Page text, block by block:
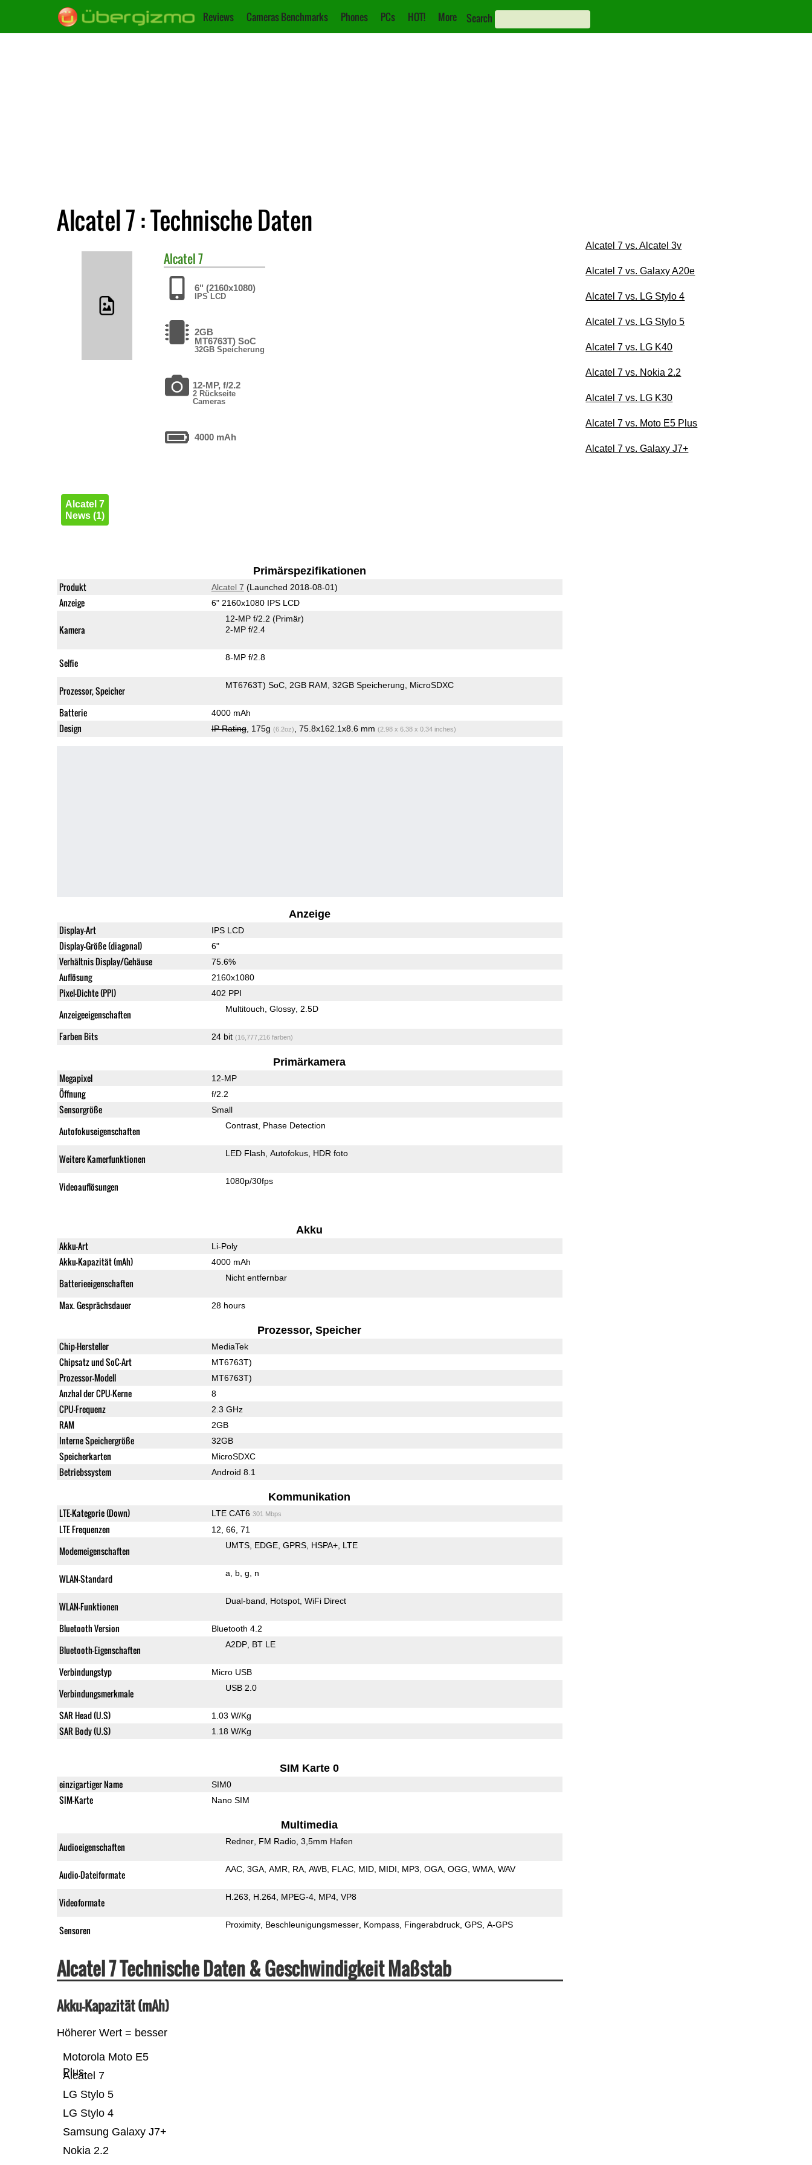
Reviews Cameras Benchmarks Phones PCs HOT! More Search
Alcatel 7 : Technische Daten
Alcatel7
6" (2160x1080)
IPS LCD
2GB
MT6763T) SoC
32GB Speicherung
12-MP, f/2.2
2 Rückseite
Cameras
4000 mAh
Alcatel 7
News (1)
Primärspezifikationen
Produkt Alcatel 7 (Launched 2018-08-01)
Anzeige 6" 2160x1080 IPS LCD
Kamera
12-MP f/2.2 (Primär)
2-MP f/2.4
Selfie 8-MP f/2.8
Prozessor, Speicher MT6763T) SoC 2GB RAM 32GB Speicherung MicroSDXC
Batterie 4000 mAh
Design IP Rating, 175g (6.2oz) , 75.8x162.1x8.6 mm (2.98 x 6.38 x 0.34 inches)
Anzeige
Display-Art IPS LCD
Display-Größe (diagonal) 6"
Verhältnis Display/Gehäuse 75.6%
Auflösung 2160x1080
Pixel-Dichte (PPI) 402 PPI
Anzeigeeigenschaften Multitouch Glossy 2.5D
Farben Bits 24 bit (16,777,216 farben)
Primärkamera
Megapixel 12-MP
Öffnung f/2.2
Sensorgröße Small
Autofokuseigenschaften Contrast Phase Detection
Weitere Kamerfunktionen LED Flash Autofokus HDR foto
Videoauflösungen 1080p/30fps
Akku
Akku-Art Li-Poly
Akku-Kapazität (mAh) 4000 mAh
Batterieeigenschaften Nicht entfernbar
Max. Gesprächsdauer 28 hours
Prozessor, Speicher
Chip-Hersteller MediaTek
Chipsatz und SoC-Art MT6763T)
Prozessor-Modell MT6763T)
Anzhal der CPU-Kerne 8
CPU-Frequenz 2.3 GHz
RAM 2GB
Interne Speichergröße 32GB
Speicherkarten MicroSDXC
Betriebssystem Android 8.1
Kommunikation
LTE-Kategorie (Down) LTE CAT6 301 Mbps
LTE Frequenzen 12, 66, 71
Modemeigenschaften UMTS EDGE GPRS HSPA+ LTE
WLAN-Standard a b g n
WLAN-Funktionen Dual-band Hotspot WiFi Direct
Bluetooth Version Bluetooth 4.2
Bluetooth-Eigenschaften A2DP BT LE
Verbindungstyp Micro USB
Verbindungsmerkmale USB 2.0
SAR Head (U.S) 1.03 W/Kg
SAR Body (U.S) 1.18 W/Kg
SIM Karte 0
einzigartiger Name SIM0
SIM-Karte Nano SIM
Multimedia
Audioeigenschaften Redner FM Radio 3,5mm Hafen
Audio-Dateiformate AAC 3GA AMR RA AWB FLAC MID MIDI MP3 OGA OGG WMA WAV
Videoformate H.263 H.264 MPEG-4 MP4 VP8
Sensoren Proximity Beschleunigungsmesser Kompass Fingerabdruck GPS A-GPS
Alcatel 7 Technische Daten & Geschwindigkeit Maßstab
Akku-Kapazität (mAh)
Höherer Wert = besser
Nokia 2.2
Samsung Galaxy J7+
LG Stylo 4
LG Stylo 5
Alcatel 7
Motorola Moto E5
Plus
Alcatel 7 vs. Alcatel 3v
Alcatel 7 vs. Galaxy A20e
Alcatel 7 vs. LG Stylo 4
Alcatel 7 vs. LG Stylo 5
Alcatel 7 vs. LG K40
Alcatel 7 vs. Nokia 2.2
Alcatel 7 vs. LG K30
Alcatel 7 vs. Moto E5 Plus
Alcatel 7 vs. Galaxy J7+